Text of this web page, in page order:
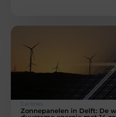
Carlinks
Zonnepanelen in Delft: De